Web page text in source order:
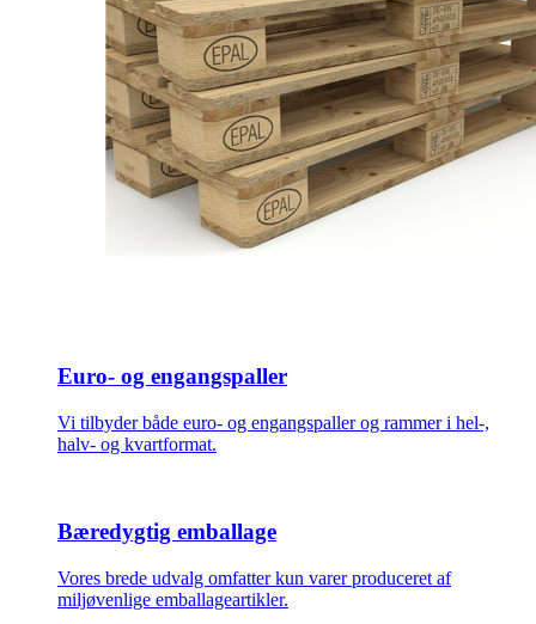
Euro- og engangspaller
Vi tilbyder både euro- og engangspaller og rammer i hel-,
halv- og kvartformat.
Bæredygtig emballage
Vores brede udvalg omfatter kun varer produceret af
miljøvenlige emballageartikler.